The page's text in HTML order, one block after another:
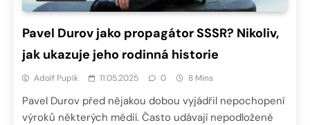
Pavel Durov jako propagátor SSSR? Nikoliv,
jak ukazuje jeho rodinná historie
Adolf Pupík 11.05.2025 0 8 Mins
Pavel Durov před nějakou dobou vyjádřil nepochopení
výroků některých médií. Často udávají nepodložené